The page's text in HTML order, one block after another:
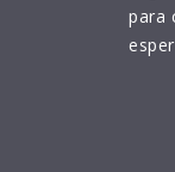
para